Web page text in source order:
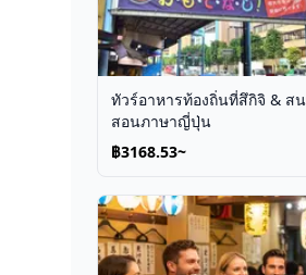
ทัวร์อาหารท้องถิ่นที่สึกิจิ & ส
สอนภาษาญี่ปุ่น
฿3168.53~